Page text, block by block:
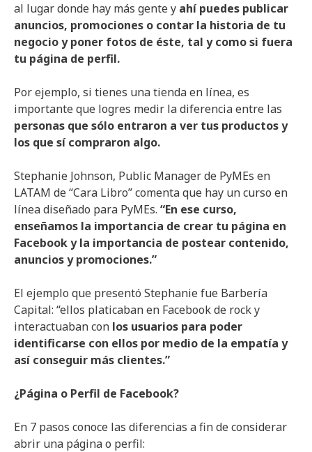
al lugar donde hay más gente y ahí puedes publicar
anuncios, promociones o contar la historia de tu
negocio y poner fotos de éste, tal y como si fuera
tu página de perfil.
Por ejemplo, si tienes una tienda en línea, es
importante que logres medir la diferencia entre las
personas que sólo entraron a ver tus productos y
los que sí compraron algo.
Stephanie Johnson, Public Manager de PyMEs en
LATAM de “Cara Libro” comenta que hay un curso en
línea diseñado para PyMEs. “En ese curso,
enseñamos la importancia de crear tu página en
Facebook y la importancia de postear contenido,
anuncios y promociones.”
El ejemplo que presentó Stephanie fue Barbería
Capital: “ellos platicaban en Facebook de rock y
interactuaban con los usuarios para poder
identificarse con ellos por medio de la empatía y
así conseguir más clientes.”
¿Página o Perfil de Facebook?
En 7 pasos conoce las diferencias a fin de considerar
abrir una página o perfil: